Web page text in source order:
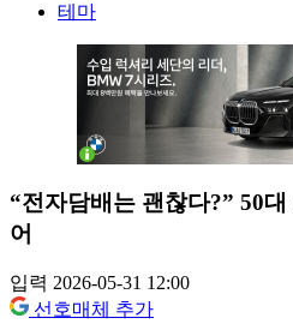
테마
“전자담배는 괜찮다?” 50
어
입력 2026-05-31 12:00
선호매체 추가